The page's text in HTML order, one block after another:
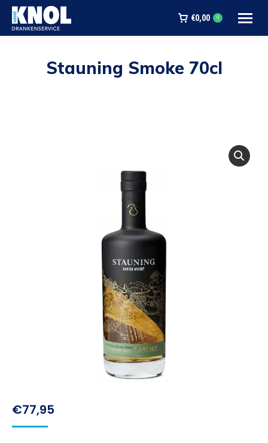
€0,00 0
Stauning Smoke 70cl
€77,95